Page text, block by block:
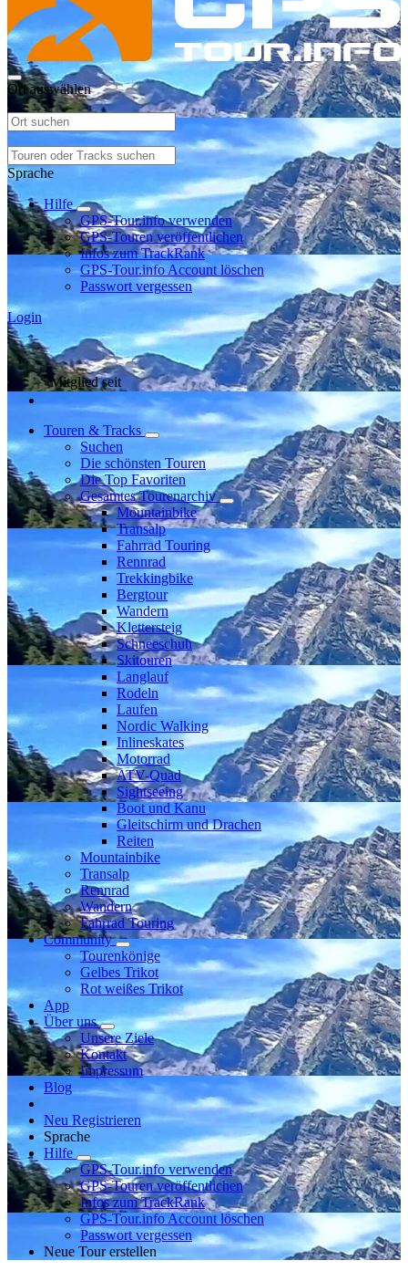
Ort auswählen
Sprache
Hilfe
GPS-Tour.info verwenden
GPS-Touren veröffentlichen
Infos zum TrackRank
GPS-Tour.info Account löschen
Passwort vergessen
Login
Mitglied seit
Touren & Tracks
Suchen
Die schönsten Touren
Die Top Favoriten
Gesamtes Tourenarchiv
Mountainbike
Transalp
Fahrrad Touring
Rennrad
Trekkingbike
Bergtour
Wandern
Klettersteig
Schneeschuh
Skitouren
Langlauf
Rodeln
Laufen
Nordic Walking
Inlineskates
Motorrad
ATV-Quad
Sightseeing
Boot und Kanu
Gleitschirm und Drachen
Reiten
Mountainbike
Transalp
Rennrad
Wandern
Fahrrad Touring
Community
Tourenkönige
Gelbes Trikot
Rot weißes Trikot
App
Über uns
Unsere Ziele
Kontakt
Impressum
Blog
Neu Registrieren
Sprache
Hilfe
GPS-Tour.info verwenden
GPS-Touren veröffentlichen
Infos zum TrackRank
GPS-Tour.info Account löschen
Passwort vergessen
Neue Tour erstellen